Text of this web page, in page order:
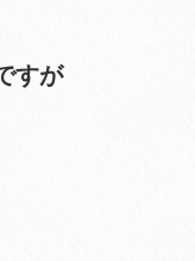
すが